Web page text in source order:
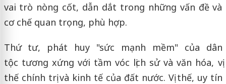
vai trò nòng cốt, dẫn dắt trong những vấn đề và
cơ chế quan trọng, phù hợp.
Thứ tư, phát huy "sức mạnh mềm" của dân
tộc tương xứng với tầm vóc lịch sử và văn hóa, vị
thế chính trị và kinh tế của đất nước. Vị thế, uy tín